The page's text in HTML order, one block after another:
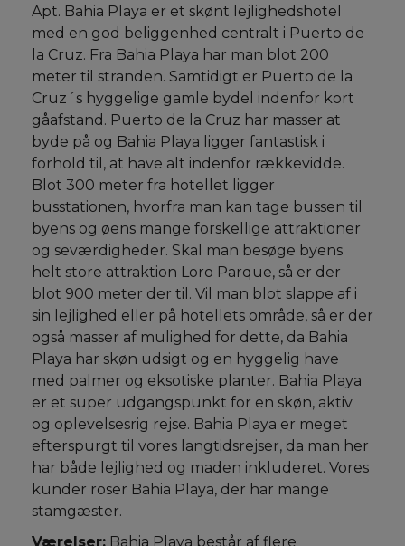
Apt. Bahia Playa er et skønt lejlighedshotel
med en god beliggenhed centralt i Puerto de
la Cruz. Fra Bahia Playa har man blot 200
meter til stranden. Samtidigt er Puerto de la
Cruz´s hyggelige gamle bydel indenfor kort
gåafstand. Puerto de la Cruz har masser at
byde på og Bahia Playa ligger fantastisk i
forhold til, at have alt indenfor rækkevidde.
Blot 300 meter fra hotellet ligger
busstationen, hvorfra man kan tage bussen til
byens og øens mange forskellige attraktioner
og seværdigheder. Skal man besøge byens
helt store attraktion Loro Parque, så er der
blot 900 meter der til. Vil man blot slappe af i
sin lejlighed eller på hotellets område, så er der
også masser af mulighed for dette, da Bahia
Playa har skøn udsigt og en hyggelig have
med palmer og eksotiske planter. Bahia Playa
er et super udgangspunkt for en skøn, aktiv
og oplevelsesrig rejse. Bahia Playa er meget
efterspurgt til vores langtidsrejser, da man her
har både lejlighed og maden inkluderet. Vores
kunder roser Bahia Playa, der har mange
stamgæster.
Værelser: Bahia Playa består af flere